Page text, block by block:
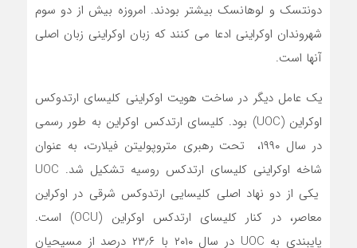
دونتسک و لوهانسک بیشتر بودند. امروزه بیش از دو سوم
شهروندان اوکراینی ادعا می کنند که زبان اوکراینی زبان اصلی
آنها است.
یک عامل دیگر در ساخت هویت اوکراینی کلیسای ارتدوکس
اوکراین (UOC) بود. کلیسای ارتدکس اوکراین به طور رسمی
در سال ۱۹۹۰، تحت رهبری متروپولیتن فیلارت، به عنوان
شاخه اوکراینی کلیسای ارتدکس روسیه تشکیل شد. UOC
یکی از دو نهاد اصلی کلیسایی ارتدوکس شرقی در اوکراین
معاصر، در کنار کلیسای ارتدکس اوکراین (OCU) است.
پایبندی به UOC در سال ۲۰۱۰ با ۲۳٫۶ درصد از مسیحیان